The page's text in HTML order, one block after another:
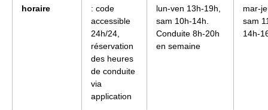
horaire
: code
accessible
24h/24,
réservation
des heures
de conduite
via
application
lun-ven 13h-19h,
sam 10h-14h.
Conduite 8h-20h
en semaine
mar-
sam
14h-